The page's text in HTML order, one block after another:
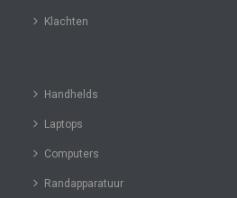
Klachten
Handhelds
Laptops
Computers
Randapparatuur